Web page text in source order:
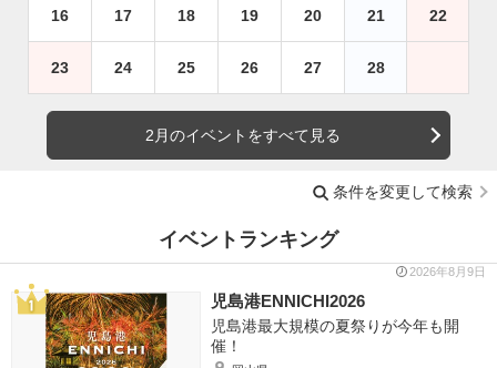
16 17 18 19 20 21 22
23 24 25 26 27 28
2月のイベントをすべて見る
条件を変更して検索
イベントランキング
2026年8月9日
児島港ENNICHI2026
児島港最大規模の夏祭りが今年も開
催！